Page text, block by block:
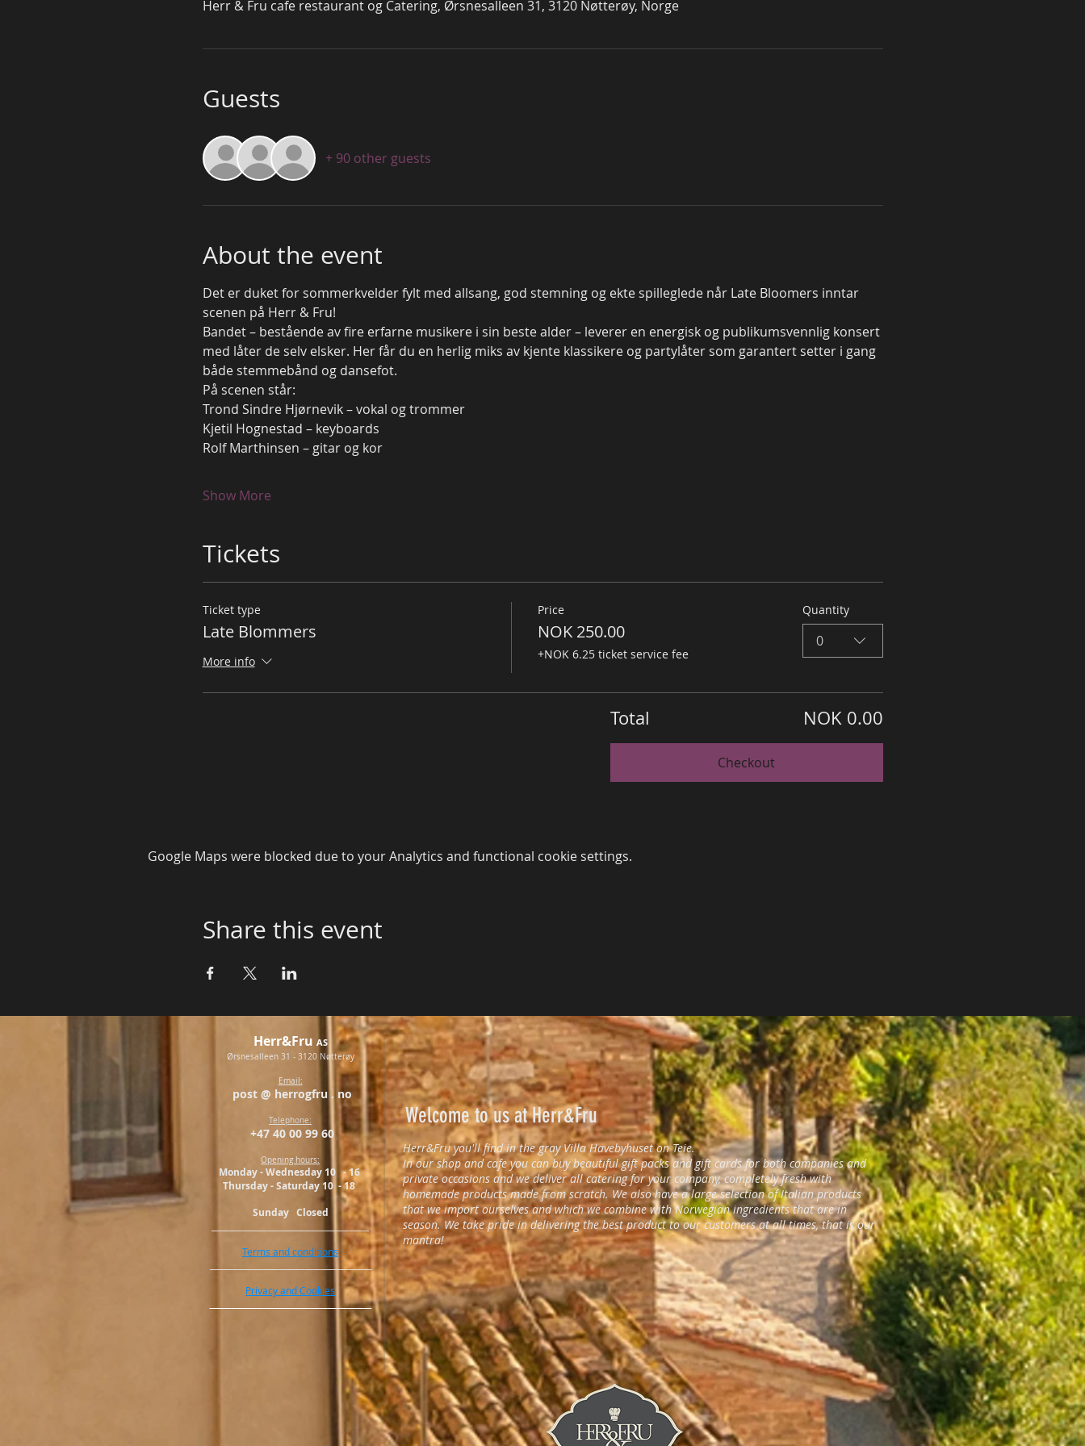
Herr & Fru cafe restaurant og Catering, Ørsnesalleen 31, 3120 Nøtterøy, Norge
Guests
+ 90 other guests
About the event
Det er duket for sommerkvelder fylt med allsang, god stemning og ekte spilleglede når Late Bloomers inntar
scenen på Herr & Fru!
Bandet – bestående av fire erfarne musikere i sin beste alder – leverer en energisk og publikumsvennlig konsert
med låter de selv elsker. Her får du en herlig miks av kjente klassikere og partylåter som garantert setter i gang
både stemmebånd og dansefot.
På scenen står:
Trond Sindre Hjørnevik – vokal og trommer
Kjetil Hognestad – keyboards
Rolf Marthinsen – gitar og kor
Show More
Tickets
Ticket type
Late Blommers
More info
Price
NOK 250.00
+NOK 6.25 ticket service fee
Quantity
0
Total NOK 0.00
Checkout
Google Maps were blocked due to your Analytics and functional cookie settings.
Share this event
Herr&Fru AS
Ørsnesalleen 31 - 3120 Nøtterøy
Email:
post @ herrogfru . no
Telephone:
+47 40 00 99 60
Opening hours:
Monday - Wednesday 10 - 16
Thursday - Saturday 10 - 18
Sunday Closed
_______________________________________
Terms and conditions
________________________________________
Privacy and Cookies
________________________________________
Welcome to us at Herr&Fru
Herr&Fru you'll find in the gray Villa Havebyhuset on Teie.
In our shop and cafe you can buy beautiful gift packs and gift cards for both companies and
private occasions and we deliver all catering for your company, completely fresh with
homemade products made from scratch. We also have a large selection of Italian products
that we import ourselves and which we combine with Norwegian ingredients that are in
season. We take pride in delivering the best product to our customers at all times, that is our
mantra!